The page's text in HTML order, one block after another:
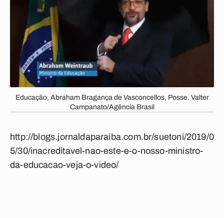
Educação, Abraham Bragança de Vasconcellos, Posse. Valter
Campanato/Agência Brasil
http://blogs.jornaldaparaiba.com.br/suetoni/2019/0
5/30/inacreditavel-nao-este-e-o-nosso-ministro-
da-educacao-veja-o-video/